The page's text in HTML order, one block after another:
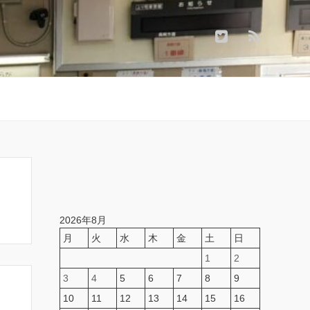
2026年8月
月
火 水 木 金 土
日
1
2
3
4 5 6 7 8
9
10
11 12 13 14 15 16